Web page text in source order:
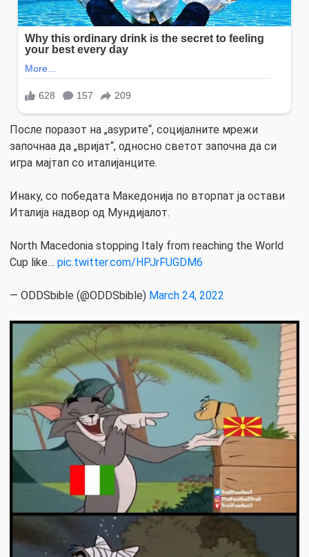
После поразот на „аѕурите“, социјалните мрежи
започнаа да „вријат“, односно светот започна да си
игра мајтап со италијанците.
Инаку, со победата Македонија по вторпат ја остави
Италија надвор од Мундијалот.
North Macedonia stopping Italy from reaching the World
Cup like… pic.twitter.com/HPJrFUGDM6
— ODDSbible (@ODDSbible) March 24, 2022